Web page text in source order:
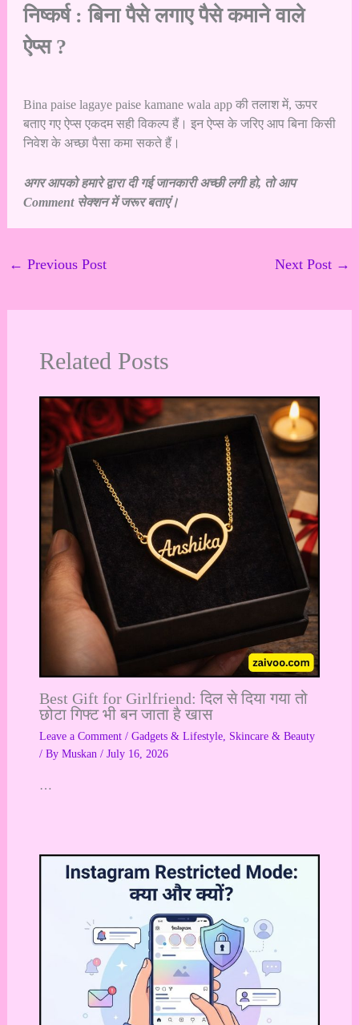
निष्कर्ष : बिना पैसे लगाए पैसे कमाने वाले
ऐप्स ?
Bina paise lagaye paise kamane wala app की तलाश में, ऊपर
बताए गए ऐप्स एकदम सही विकल्प हैं। इन ऐप्स के जरिए आप बिना किसी
निवेश के अच्छा पैसा कमा सकते हैं।
अगर आपको हमारे द्वारा दी गई जानकारी अच्छी लगी हो, तो आप
Comment सेक्शन में जरूर बताएं।
← Previous Post Next Post →
Related Posts
Best Gift for Girlfriend: दिल से दिया गया तो
छोटा गिफ्ट भी बन जाता है खास
Leave a Comment / Gadgets & Lifestyle, Skincare & Beauty
/ By Muskan / July 16, 2026
…